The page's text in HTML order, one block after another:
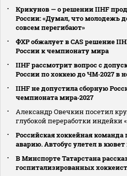
Крикунов — о решении IIHF
России: «Думал, что молодежь
совсем перегибают»
ФХР обжалует в CAS решение
России к чемпионату мира
IIHF рассмотрит вопрос с
России по хоккею до ЧМ‑2027 в
IIHF не допустила сборную
чемпионата мира‑2027
Александр Овечкин посетил
глубокой переработки индейки
Российская хоккейная
аварию. Автобус улетел в
В Минспорте Татарстана
госпитализированных